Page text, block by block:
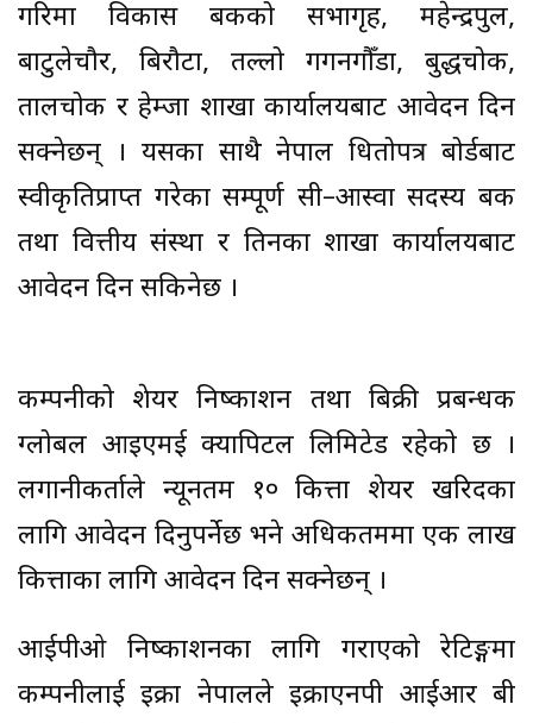
गरिमा विकास बैंकको सभागृह, महेन्द्रपुल,
बाटुलेचौर, बिरौटा, तल्लो गगनगौँडा, बुद्धचोक,
तालचोक र हेम्जा शाखा कार्यालयबाट आवेदन दिन
सक्नेछन् । यसका साथै नेपाल धितोपत्र बोर्डबाट
स्वीकृतिप्राप्त गरेका सम्पूर्ण सी–आस्वा सदस्य बैंक
तथा वित्तीय संस्था र तिनका शाखा कार्यालयबाट
आवेदन दिन सकिनेछ ।
कम्पनीको शेयर निष्काशन तथा बिक्री प्रबन्धक
ग्लोबल आइएमई क्यापिटल लिमिटेड रहेको छ ।
लगानीकर्ताले न्यूनतम १० कित्ता शेयर खरिदका
लागि आवेदन दिनुपर्नेछ भने अधिकतममा एक लाख
कित्ताका लागि आवेदन दिन सक्नेछन् ।
आईपीओ निष्काशनका लागि गराएको रेटिङ्गमा
कम्पनीलाई इक्रा नेपालले इक्राएनपी आईआर बी